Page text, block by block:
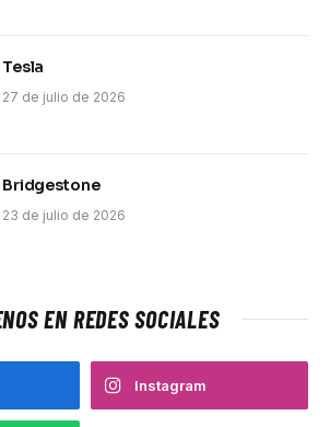
Tesla
27 de julio de 2026
Bridgestone
23 de julio de 2026
EN REDES SOCIALES
Instagram